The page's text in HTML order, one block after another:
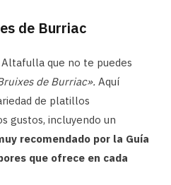
de Burriac
que no te puedes
de Burriac». Aquí
de platillos
gustos, incluyendo un
recomendado por la Guía
que ofrece en cada